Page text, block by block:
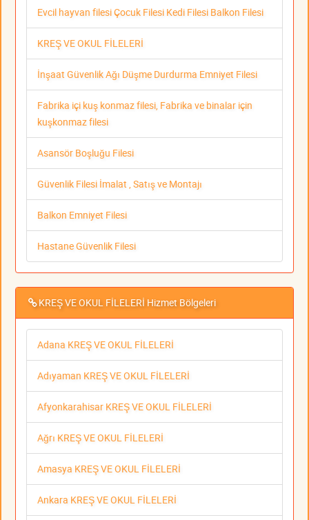
Evcil hayvan filesi Çocuk Filesi Kedi Filesi Balkon Filesi
KREŞ VE OKUL FİLELERİ
İnşaat Güvenlik Ağı Düşme Durdurma Emniyet Filesi
Fabrika içi kuş konmaz filesi, Fabrika ve binalar için
kuşkonmaz filesi
Asansör Boşluğu Filesi
Güvenlik Filesi İmalat , Satış ve Montajı
Balkon Emniyet Filesi
Hastane Güvenlik Filesi
KREŞ VE OKUL FİLELERİ Hizmet Bölgeleri
Adana KREŞ VE OKUL FİLELERİ
Adıyaman KREŞ VE OKUL FİLELERİ
Afyonkarahisar KREŞ VE OKUL FİLELERİ
Ağrı KREŞ VE OKUL FİLELERİ
Amasya KREŞ VE OKUL FİLELERİ
Ankara KREŞ VE OKUL FİLELERİ